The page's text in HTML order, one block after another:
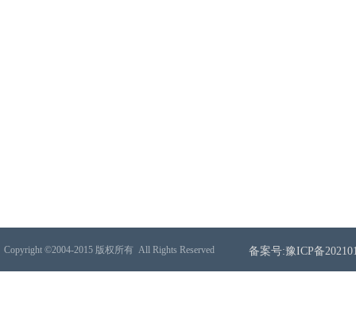
Copyright ©2004-2015 版权所有 All Rights Reserved 备案号:豫ICP备